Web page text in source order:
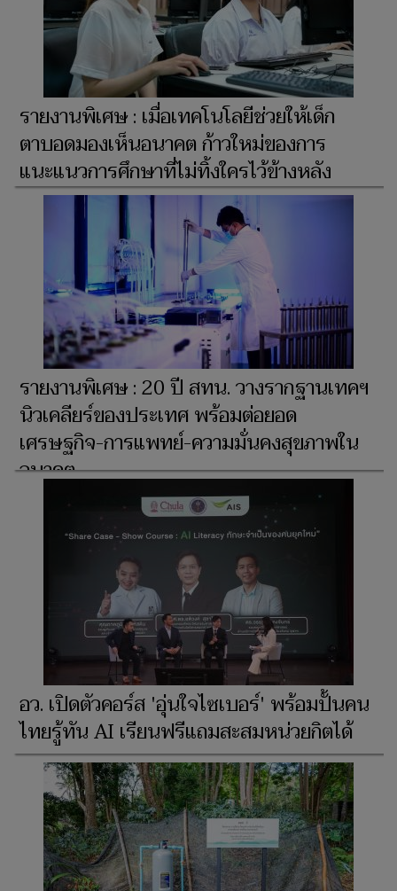
รายงานพิเศษ : เมื่อเทคโนโลยีช่วยให้เด็ก
ตาบอดมองเห็นอนาคต ก้าวใหม่ของการ
แนะแนวการศึกษาที่ไม่ทิ้งใครไว้ข้างหลัง
รายงานพิเศษ : 20 ปี สทน. วางรากฐานเทคฯ
นิวเคลียร์ของประเทศ พร้อมต่อยอด
เศรษฐกิจ-การแพทย์-ความมั่นคงสุขภาพใน
อนาคต
อว. เปิดตัวคอร์ส 'อุ่นใจไซเบอร์' พร้อมปั้นคน
ไทยรู้ทัน AI เรียนฟรีแถมสะสมหน่วยกิตได้